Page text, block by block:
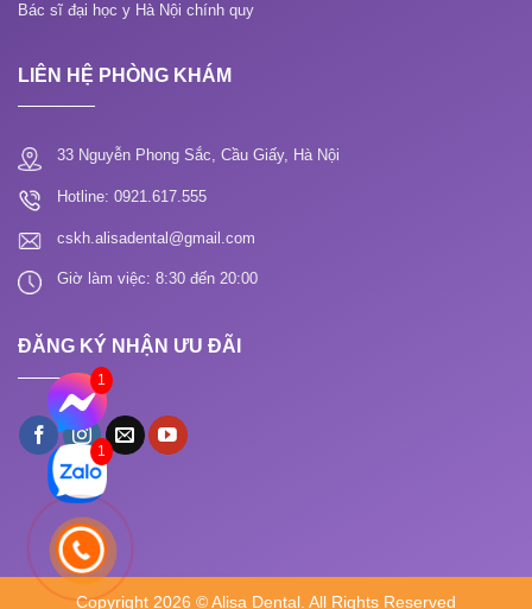
Bác sĩ đại học y Hà Nội chính quy
LIÊN HỆ PHÒNG KHÁM
33 Nguyễn Phong Sắc, Cầu Giấy, Hà Nội
Hotline: 0921.617.555
cskh.alisadental@gmail.com
Giờ làm việc: 8:30 đến 20:00
ĐĂNG KÝ NHẬN ƯU ĐÃI
Copyright 2026 © Alisa Dental. All Rights Reserved
1
1